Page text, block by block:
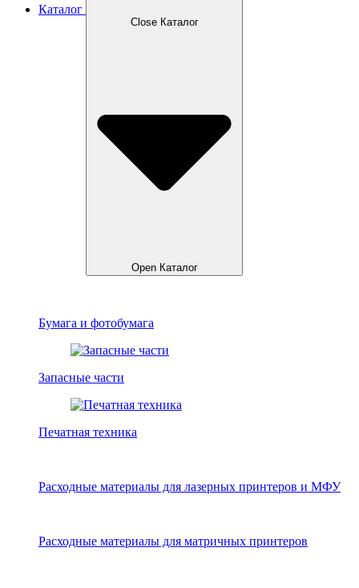
Каталог
Close Каталог
Open Каталог
Бумага и фотобумага
Запасные части
Печатная техника
Расходные материалы для лазерных принтеров и МФУ
Расходные материалы для матричных принтеров